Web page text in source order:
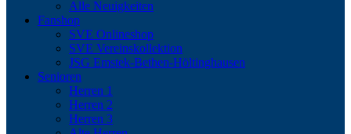
Alle Neuigkeiten
Fanshop
SVE Onlineshop
SVE Vereinskollektion
JSG Emstek-Bethen-Höltinghausen
Senioren
Herren 1
Herren 2
Herren 3